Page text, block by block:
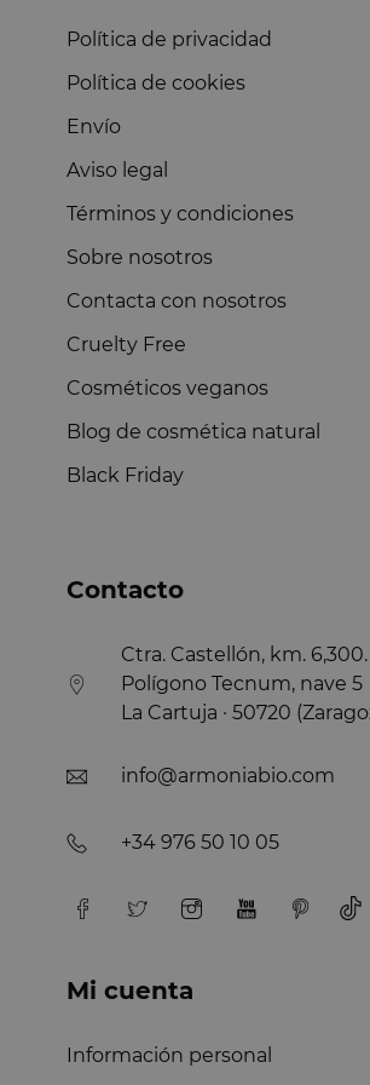
Política de privacidad
Política de cookies
Envío
Aviso legal
Términos y condiciones
Sobre nosotros
Contacta con nosotros
Cruelty Free
Cosméticos veganos
Blog de cosmética natural
Black Friday
Contacto
Ctra. Castellón, km. 6,300.
Polígono Tecnum, nave 5
La Cartuja · 50720
info@armoniabio.com
+34 976 50 10 05
Mi cuenta
Información personal